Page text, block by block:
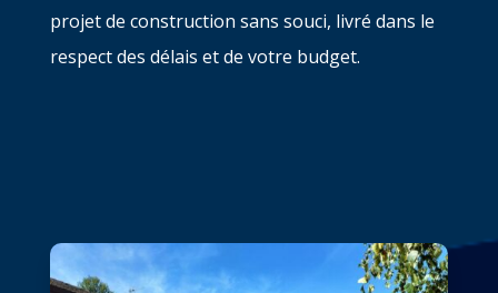
projet de construction sans souci, livré dans le
respect des délais et de votre budget.